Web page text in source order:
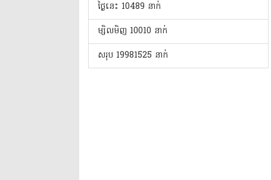
ថ្ងៃនេះ​ 10489 នាក់
ម្សិលមិញ 10010 នាក់
សរុប 19981525 នាក់